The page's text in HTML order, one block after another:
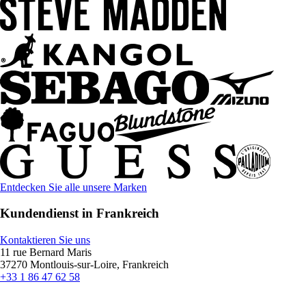
Entdecken Sie alle unsere Marken
Kundendienst in Frankreich
Kontaktieren Sie uns
11 rue Bernard Maris
37270 Montlouis-sur-Loire, Frankreich
+33 1 86 47 62 58